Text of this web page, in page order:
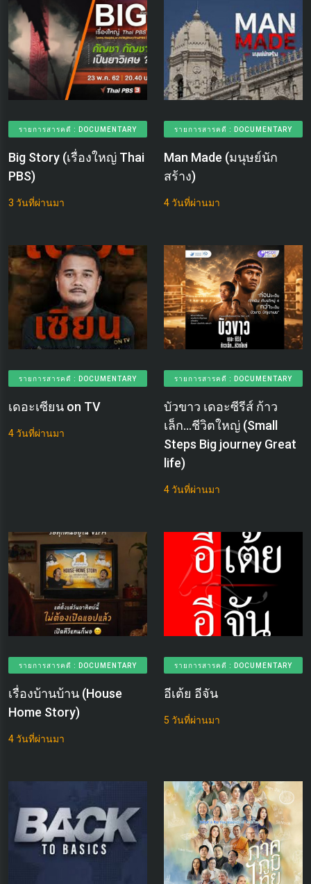
รายการสารคดี : DOCUMENTARY
Big Story (เรื่องใหญ่ Thai
PBS)
3 วันที่ผ่านมา
รายการสารคดี : DOCUMENTARY
Man Made (มนุษย์นัก
สร้าง)
4 วันที่ผ่านมา
รายการสารคดี : DOCUMENTARY
เดอะเซียน on TV
4 วันที่ผ่านมา
รายการสารคดี : DOCUMENTARY
บัวขาว เดอะซีรีส์ ก้าว
เล็ก...ชีวิตใหญ่ (Small
Steps Big journey Great
life)
4 วันที่ผ่านมา
รายการสารคดี : DOCUMENTARY
เรื่องบ้านบ้าน (House
Home Story)
4 วันที่ผ่านมา
รายการสารคดี : DOCUMENTARY
อีเต้ย อีจัน
5 วันที่ผ่านมา